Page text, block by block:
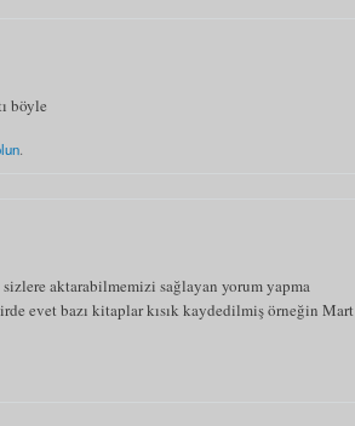
böyle
.
aktarabilmemizi sağlayan yorum yapma
evet bazı kitaplar kısık kaydedilmiş örneğin Mart